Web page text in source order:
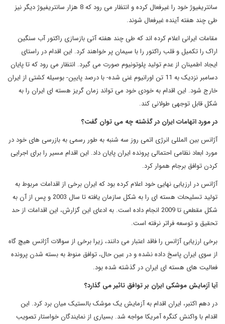
سانتریفیوژ‍ خود را غیرفعال کرده و انتظار می رود که 8 هزار سانتریفیوژ دیگر نیز
طی چند هفته آینده غیرفعال شوند.
مقامات ایرانی اعلام کرده اند که طی چند هفته آتی بازسازی راکتور آب سنگین
اراک را تکمیل و قلب راکتور را با سیمان پر خواهند کرد. این اقدام در راستای
ایجاد اطمینان از عدم تولید پلوتونیوم صورت می گیرد. انتظار می رود که تا پایان
دسامبر نزدیک به 11 تن اورانیوم غنی شده- با درصد پایین- بوسیله کشتی از ایران
خارج شود. این اقدام به خودی خود می تواند زمان گریز هسته ای ایران را به
شکل قابل توجهی طولانی کند.
در مورد اتهامات ایران در گذشته چه می توان گفت؟
آژانس بین المللی انرژی اتمی روز سه شنبه به طور رسمی به بازرسی های خود در
مورد ابعاد نظامی احتمالی پرونده ایران پایان داد. این اقدام مسیر را برای اجرایی
کردن توافق برجام هموار کرد.
آژانس در ارزیابی نهایی خود اعلام کرده بود که ایران برخی از اقدامات مربوط به
تولید تسلیحات هسته ای را به شکل سازمان یافته تا سال 2003 و پس از آن به
شکل مقطعی تا 2009 انجام داده است. به ادعای این گزارش، این اقدامات از حد
تحقیق و توسعه فراتر نرفته است.
برخی ارزیابی آژانس را فاقد اعتبار می دانند، زیرا برخی از سوالات آژانس هیچ گاه
از سوی ایران پاسخ داده نشده و در عین حال، توافق منوط به بسته شدن پرونده
فعالیت های هسته ای ایران در گذشته شده بود.
آیا آزمایش موشکی ایران بر توافق تاثیر می گذارد؟
در دهم اکتبر، ایران اقدام به آزمایش یک موشک بالستیک میان برد کرد. این
اقدام با واکنش کنگره آمریکا مواجه شد. بسیاری از نمایندگان خواستار تصویب